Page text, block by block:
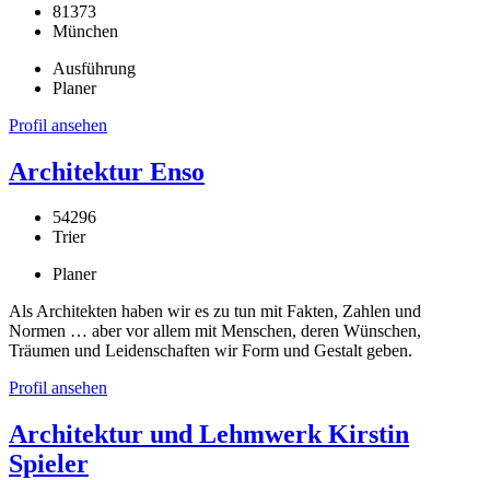
81373
München
Ausführung
Planer
Profil ansehen
Architektur Enso
54296
Trier
Planer
Als Architekten haben wir es zu tun mit Fakten, Zahlen und
Normen … aber vor allem mit Menschen, deren Wünschen,
Träumen und Leidenschaften wir Form und Gestalt geben.
Profil ansehen
Architektur und Lehmwerk Kirstin
Spieler